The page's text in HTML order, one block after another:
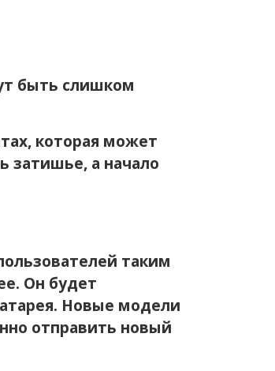
быть слишком
которая может
затишье, а начало
таким
Он будет
Новые модели
отправить новый